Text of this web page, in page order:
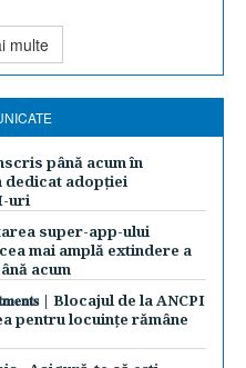
multe
până acum în
dedicat adopției
uri
super-app-ului
mai amplă extindere a
acum
| Blocajul de la ANCPI
pentru locuințe rămâne